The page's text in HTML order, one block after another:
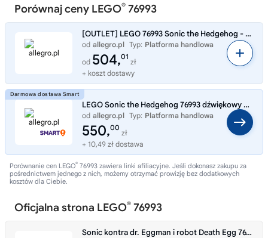
Porównaj ceny LEGO® 76993
[OUTLET] LEGO 76993 Sonic the Hedgehog - Sonic kontra dr. Eggman - OPIS/ZDJ
od allegro.pl Typ: Platforma handlowa
od 504,01
zł
+ koszt dostawy
LEGO Sonic the Hedgehog 76993 dźwiękowy vs. Robot Jajo Śmierci Dr. Eggman
od allegro.pl Typ: Platforma handlowa
550,00
zł
+ 10,49 zł dostawa
Porównanie cen LEGO® 76993 zawiera linki afiliacyjne. Jeśli dokonasz zakupu za
pośrednictwem jednego z nich, możemy otrzymać prowizję bez dodatkowych
kosztów dla Ciebie.
Oficjalna strona LEGO® 76993
Sonic kontra dr. Eggman i robot Death Egg 76993